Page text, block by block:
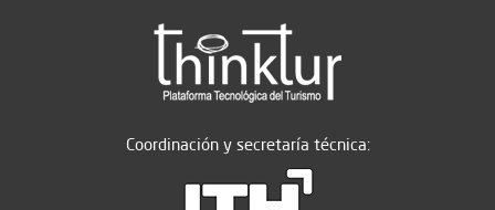
Coordinación y secretaría técnica: